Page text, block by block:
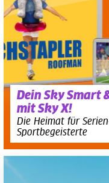
Dein Sky Smart
mit Sky X!
Die Heimat für
Sportbegeisterte